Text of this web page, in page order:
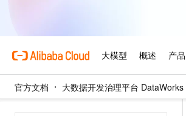
官方文档 大数据开发治理平台 DataWorks